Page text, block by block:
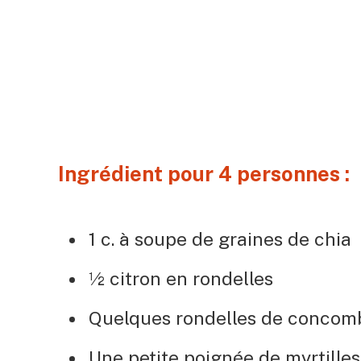
Ingrédient pour 4 personnes :
1 c. à soupe de graines de chia
½ citron en rondelles
Quelques rondelles de